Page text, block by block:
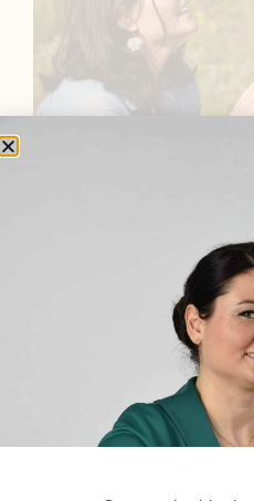
Küldetésem a
alkalmazásának
férfiak egészségének